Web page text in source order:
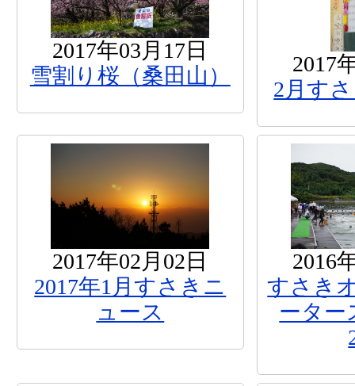
2017年03月17日
雪割り桜（桑田山）
2017
2月す
2017年02月02日
2017年1月すさきニ
ュース
2016
すさき
ーター